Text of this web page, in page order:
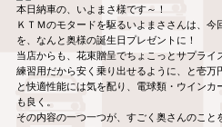
本日納車の、いよまさ様です～！
ＫＴＭのモタードを駆るいよまささんは、今
を、なんと奥様の誕生日プレゼントに！
当店からも、花束贈呈でちょこっとサプライ
練習用だから安く乗り出せるように、と壱
と快適性能には気を配り、電球類・ウイン
も良く。
その内容の一つ一つが、すごく奥さんのこと